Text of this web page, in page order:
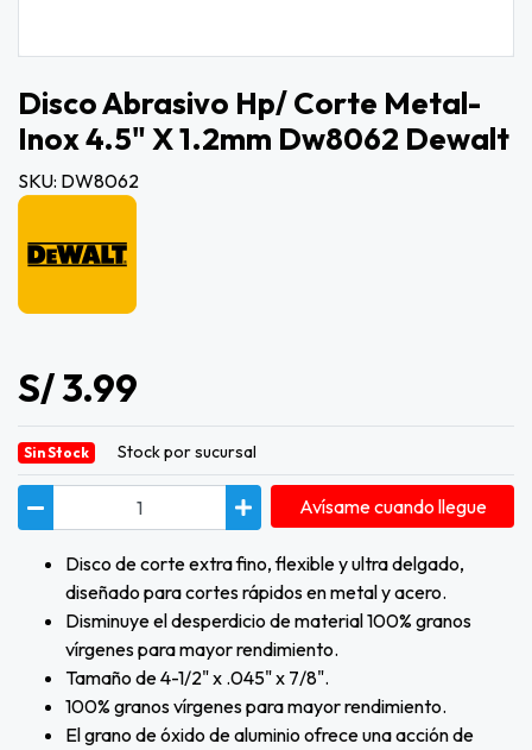
Disco Abrasivo Hp/ Corte Metal-
Inox 4.5" X 1.2mm Dw8062 Dewalt
SKU: DW8062
S/ 3.99
Sin Stock Stock por sucursal
Avísame cuando llegue
Disco de corte extra fino, flexible y ultra delgado,
diseñado para cortes rápidos en metal y acero.
Disminuye el desperdicio de material 100% granos
vírgenes para mayor rendimiento.
Tamaño de 4-1/2" x .045" x 7/8".
100% granos vírgenes para mayor rendimiento.
El grano de óxido de aluminio ofrece una acción de